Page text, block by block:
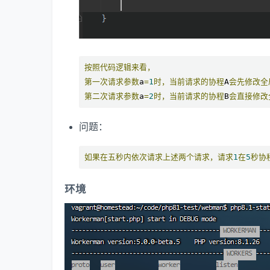
按照代码逻辑来看，
第一次请求参数a=1 时，当前请求的协程A会先修改
第二次请求参数a=2时，当前请求的协程B会直接修
问题：
如果在五秒内依次请求上述两个请求，请求1在5秒协
环境